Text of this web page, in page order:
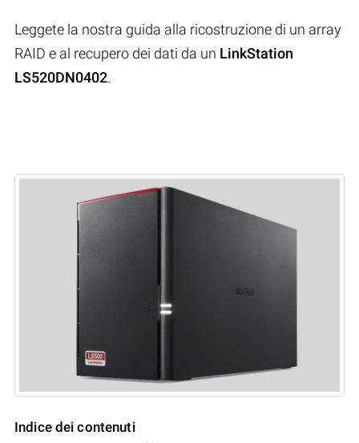
Leggete la nostra guida alla ricostruzione di un array
RAID e al recupero dei dati da un LinkStation
LS520DN0402.
Indice dei contenuti